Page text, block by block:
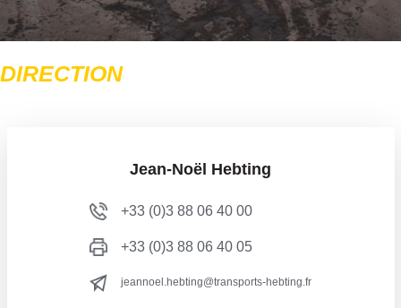
DIRECTION
Jean-Noël Hebting
+33 (0)3 88 06 40 00
+33 (0)3 88 06 40 05
jeannoel.hebting@transports-hebting.fr